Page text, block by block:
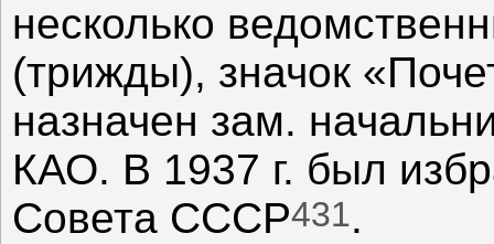
несколько
(трижды), значок
назначен зам.
КАО. В 1937 г. был
Совета СССР431.